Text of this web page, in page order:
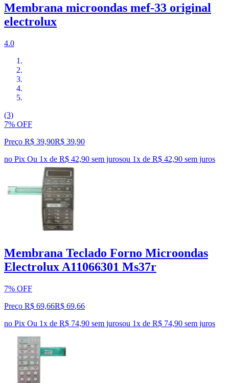
Membrana microondas mef-33 original
electrolux
4.0
(3)
7% OFF
Preço R$ 39,90R$ 39,90
no Pix Ou 1x de R$ 42,90 sem jurosou 1x de R$ 42,90 sem juros
Membrana Teclado Forno Microondas
Electrolux A11066301 Ms37r
7% OFF
Preço R$ 69,66R$ 69,66
no Pix Ou 1x de R$ 74,90 sem jurosou 1x de R$ 74,90 sem juros